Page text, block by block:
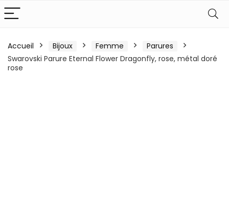
Accueil Bijoux Femme
Parures
Swarovski Parure Eternal Flower Dragonfly, rose, métal doré
rose